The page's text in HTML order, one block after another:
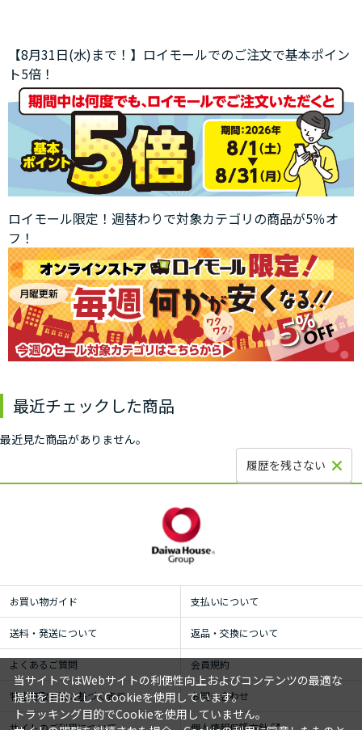
【8月31日(水)まで！】ロイモールでのご注文で基本ポイン
ト5倍！
ロイモール限定！週替わりで対象カテゴリの商品が5％オ
フ！
最近チェックした商品
最近見た商品がありません。
履歴を残さない
お買い物ガイド 支払いについて
送料・発送について 返品・交換について
よくあるご質問 会員規約
特定商取引法に基づく表示 お問い合わせ
サイトのご利用について 個人情報保護方針
当サイトではWebサイトの利便性向上およびコンテンツの最適な
提供を目的としてCookieを使用しています。
トラッキング目的でCookieを使用していません。